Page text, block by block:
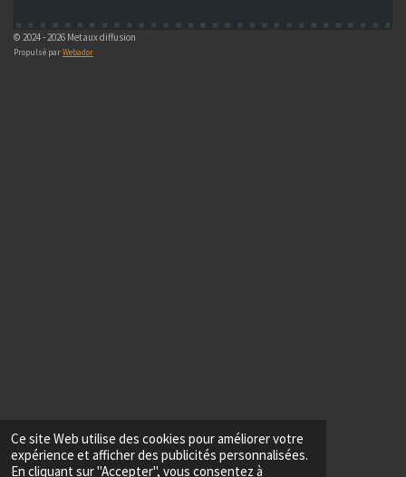
Ce site Web utilise des cookies pour améliorer votre
expérience et afficher des publicités personnalisées.
En cliquant sur "Accepter", vous consentez à
© 2024 - 2026 Metaux diffusion
Propulsé parWebador